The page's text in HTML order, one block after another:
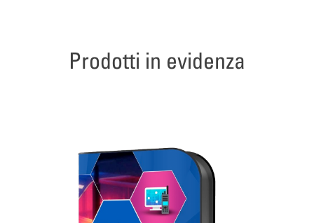
Prodotti in evidenza